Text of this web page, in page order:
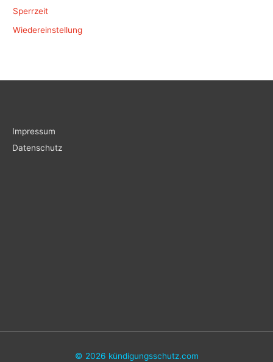
Sperrzeit
Wiedereinstellung
Impressum
Datenschutz
© 2026 kündigungsschutz.com